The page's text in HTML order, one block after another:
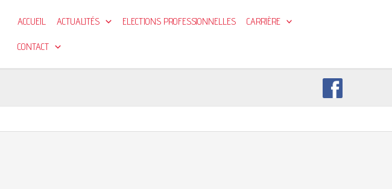
ACCUEIL ACTUALITÉS ELECTIONS PROFESSIONNELLES CARRIÈRE
CONTACT